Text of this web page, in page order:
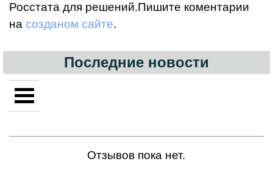
Росстата для решений.Пишите коментарии
на созданом сайте.
Последние новости
Отзывов пока нет.